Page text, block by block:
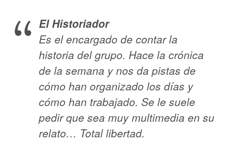
El Historiador
Es el encargado de contar la
historia del grupo. Hace la crónica
de la semana y nos da pistas de
cómo han organizado los días y
cómo han trabajado. Se le suele
pedir que sea muy multimedia en su
relato… Total libertad.